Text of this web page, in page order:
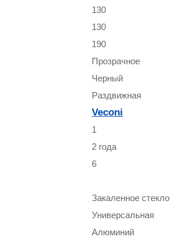
130
130
190
Прозрачное
Черный
Раздвижная
Veconi
1
2 года
6
Закаленное стекло
Универсальная
Алюминий